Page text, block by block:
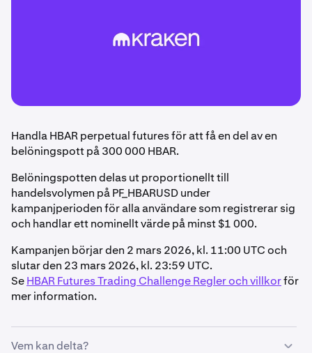
Handla HBAR perpetual futures för att få en del av en
belöningspott på 300 000 HBAR.
Belöningspotten delas ut proportionellt till
handelsvolymen på PF_HBARUSD under
kampanjperioden för alla användare som registrerar sig
och handlar ett nominellt värde på minst $1 000.
Kampanjen börjar den 2 mars 2026, kl. 11:00 UTC och
slutar den 23 mars 2026, kl. 23:59 UTC.
SeHBAR Futures Trading Challenge Regler och villkorför
mer information.
Vem kan delta?